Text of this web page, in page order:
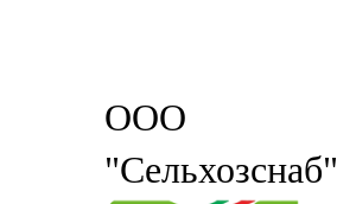
ООО
"Сельхозснаб"